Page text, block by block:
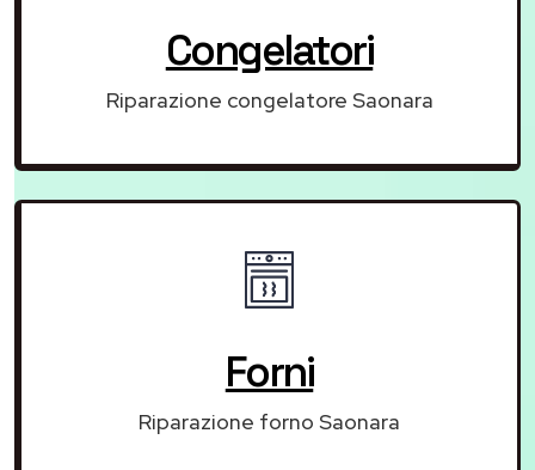
Congelatori
Riparazione congelatore Saonara
Forni
Riparazione forno Saonara